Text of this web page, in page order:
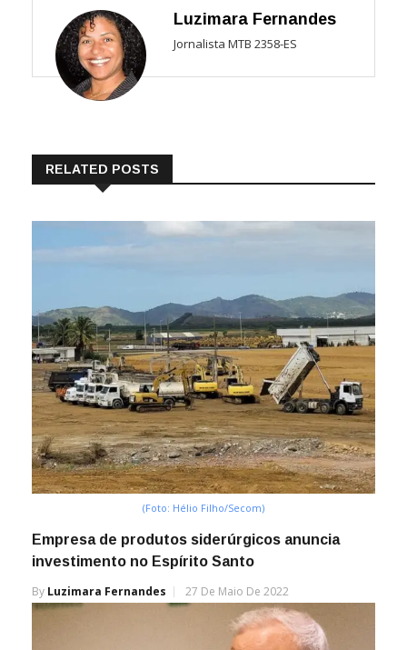
Luzimara Fernandes
Jornalista MTB 2358-ES
RELATED POSTS
(Foto: Hélio Filho/Secom)
Empresa de produtos siderúrgicos anuncia
investimento no Espírito Santo
By Luzimara Fernandes 27 De Maio De 2022